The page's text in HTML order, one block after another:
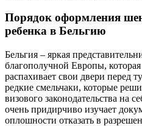
Порядок оформления
ребенка в Бельгию
Бельгия – яркая
благополучной Европы,
распахивает свои двери перед
редкие смельчаки, которые
визового законодательства на
очень придирчиво изучает
оплошности отказать в